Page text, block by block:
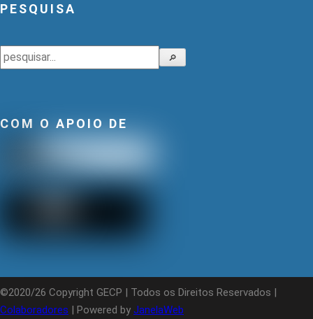
PESQUISA
Pesquisar 🔎
COM O APOIO DE
©2020/26 Copyright GECP | Todos os Direitos Reservados |
Colaboradores | Powered by JanelaWeb